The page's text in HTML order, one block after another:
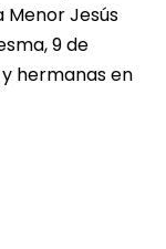
Menor Jesús
9 de
hermanas en